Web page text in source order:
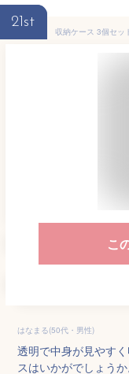
21st
こ
はなまる(50代・男性)
透明で中身が見やす
スはいかがでしょう